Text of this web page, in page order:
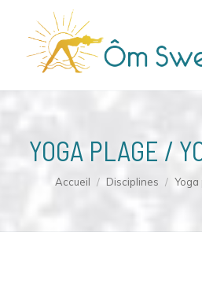
YOGA PLAGE /
Vous êtes ici :
Accueil Disciplines Yoga